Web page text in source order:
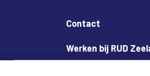
Contact
Werken bij RUD